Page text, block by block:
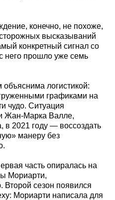
конечно, не похоже,
высказываний
конкретный сигнал со
него прошло уже семь
логистикой:
графиками на
чудо. Ситуация
Жан-Марка Валле,
в 2021 году — воссоздать
манеру без
часть опиралась на
Мориарти,
Второй сезон появился
Мориарти написала для